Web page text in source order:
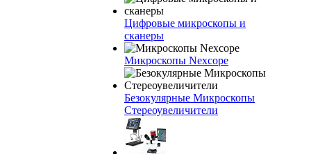
Цифровые микроскопы и
сканеры
Микроскопы Nexcope
Безокулярные Микроскопы
Стереоувеличители